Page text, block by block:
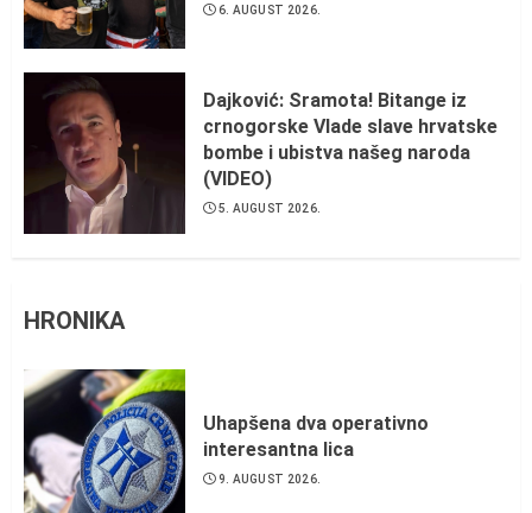
6. AUGUST 2026.
Dajković: Sramota! Bitange iz
crnogorske Vlade slave hrvatske
bombe i ubistva našeg naroda
(VIDEO)
5. AUGUST 2026.
HRONIKA
Uhapšena dva operativno
interesantna lica
9. AUGUST 2026.